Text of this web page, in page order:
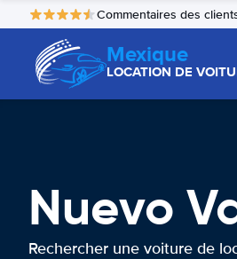
Commentaires des
Mexique
LOCATION DE
Nuevo
Rechercher une voiture de